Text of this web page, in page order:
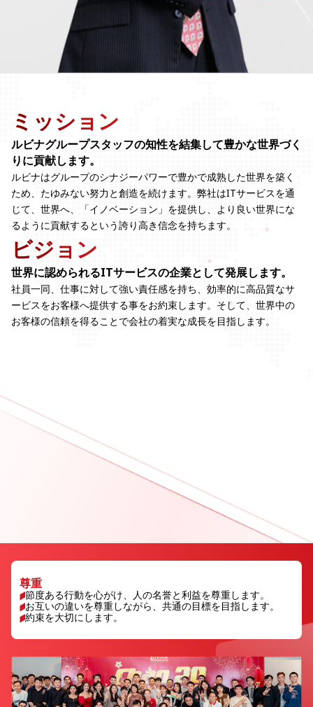
ミッション
ルビナグループスタッフの知性を結集して豊かな世界づく
りに貢献します。
ルビナはグループのシナジーパワーで豊かで成熟した世界を築く
ため、たゆみない努力と創造を続けます。弊社はITサービスを通
じて、世界へ、「イノベーション」を提供し、より良い世界にな
るように貢献するという誇り高き信念を持ちます。
ビジョン
世界に認められるITサービスの企業として発展します。
社員一同、仕事に対して強い責任感を持ち、効率的に高品質なサ
ービスをお客様へ提供する事をお約束します。そして、世界中の
お客様の信頼を得ることで会社の着実な成長を目指します。
尊重
節度ある行動を心がけ、人の名誉と利益を尊重します。
お互いの違いを尊重しながら、共通の目標を目指します。
約束を大切にします。